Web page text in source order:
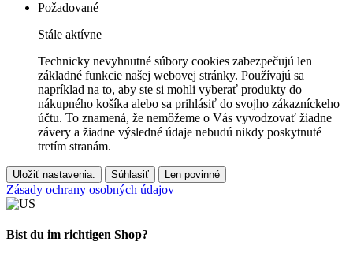
Požadované
Stále aktívne
Technicky nevyhnutné súbory cookies zabezpečujú len
základné funkcie našej webovej stránky. Používajú sa
napríklad na to, aby ste si mohli vyberať produkty do
nákupného košíka alebo sa prihlásiť do svojho zákazníckeho
účtu. To znamená, že nemôžeme o Vás vyvodzovať žiadne
závery a žiadne výsledné údaje nebudú nikdy poskytnuté
tretím stranám.
Uložiť nastavenia. Súhlasiť Len povinné
Zásady ochrany osobných údajov
Bist du im richtigen Shop?